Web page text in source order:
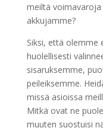
meiltä
akkujamme?
Siksi, että olemme
huolellisesti
sisaruksemme,
peileiksemme.
missä asioissa
Mitkä ovat ne
muuten suostuisi